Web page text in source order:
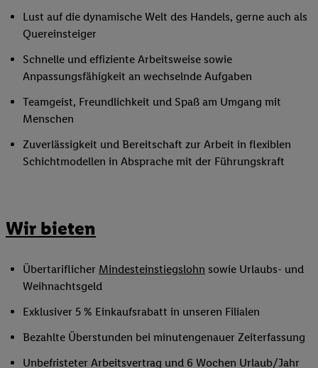
Lust auf die dynamische Welt des Handels, gerne auch als
Quereinsteiger
Schnelle und effiziente Arbeitsweise sowie
Anpassungsfähigkeit an wechselnde Aufgaben
Teamgeist, Freundlichkeit und Spaß am Umgang mit
Menschen
Zuverlässigkeit und Bereitschaft zur Arbeit in flexiblen
Schichtmodellen in Absprache mit der Führungskraft
Wir bieten
Übertariflicher Mindesteinstiegslohn sowie Urlaubs- und
Weihnachtsgeld
Exklusiver 5 % Einkaufsrabatt in unseren Filialen
Bezahlte Überstunden bei minutengenauer Zeiterfassung
Unbefristeter Arbeitsvertrag und 6 Wochen Urlaub/Jahr